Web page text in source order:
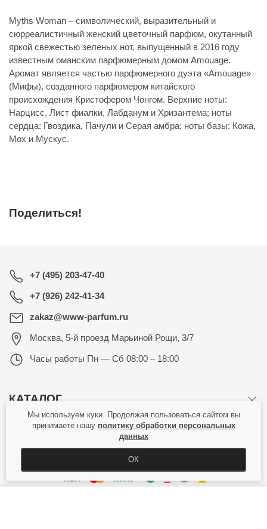
Myths Woman – символический, выразительный и
сюрреалистичный женский цветочный парфюм, окутанный
яркой свежестью зеленых нот, выпущенный в 2016 году
известным оманским парфюмерным домом Amouage.
Аромат является частью парфюмерного дуэта «Amouage»
(Мифы), созданного парфюмером китайского
происхождения Кристофером Чонгом. Верхние ноты:
Нарцисс, Лист фиалки, Лабданум и Хризантема; ноты
сердца: Гвоздика, Пачули и Серая амбра; ноты базы: Кожа,
Мох и Мускус.
Поделиться!
+7 (495) 203-47-40
+7 (926) 242-41-34
zakaz@www-parfum.ru
Москва, 5-й проезд Марьиной Рощи, 3/7
Часы работы Пн — Сб 08:00 – 18:00
КАТАЛОГ
Мы используем куки. Продолжая пользоваться сайтом вы
принимаете нашу политику обработки персональных
данных
ОК